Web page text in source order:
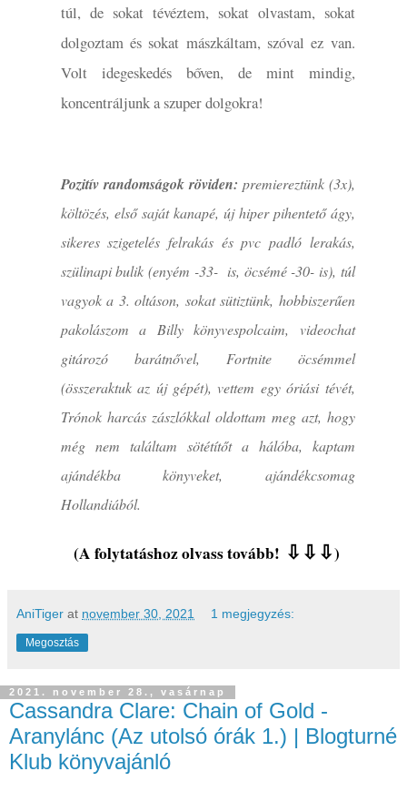
túl, de sokat tévéztem, sokat olvastam, sokat
dolgoztam és sokat mászkáltam, szóval ez van.
Volt idegeskedés bőven, de mint mindig,
koncentráljunk a szuper dolgokra!
Pozitív randomságok röviden: premiereztünk (3x),
költözés, első saját kanapé, új hiper pihentető ágy,
sikeres szigetelés felrakás és pvc padló lerakás,
szülinapi bulik (enyém -33- is, öcsémé -30- is), túl
vagyok a 3. oltáson, sokat sütiztünk, hobbiszerűen
pakolászom a Billy könyvespolcaim, videochat
gitározó barátnővel, Fortnite öcsémmel
(összeraktuk az új gépét), vettem egy óriási tévét,
Trónok harcás zászlókkal oldottam meg azt, hogy
még nem találtam sötétítőt a hálóba, kaptam
ajándékba könyveket, ajándékcsomag
Hollandiából.
(A folytatáshoz olvass tovább! ⇩⇩⇩)
AniTiger at november 30, 2021 1 megjegyzés:
Megosztás
2021. november 28., vasárnap
Cassandra Clare: Chain of Gold -
Aranylánc (Az utolsó órák 1.) | Blogturné
Klub könyvajánló